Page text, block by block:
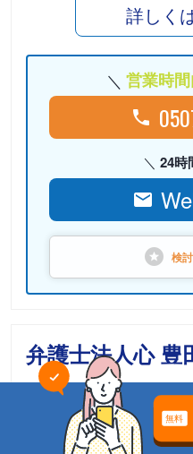
詳しく
営業時
24時
検
弁護士法人心 豊
相続案件のための「相続チ
電話相談可能 初回面談無料